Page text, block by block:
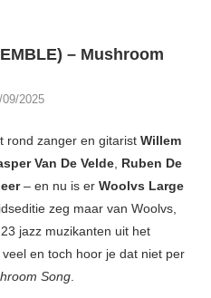
– Mushroom
09/2025
rond zanger en gitarist Willem
Van De Velde, Ruben De
– en nu is er Woolvs Large
zeg maar van Woolvs,
jazz muzikanten uit het
en toch hoor je dat niet per
Song.